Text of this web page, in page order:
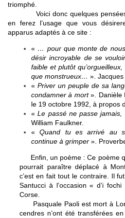
triomphé.
Voici donc quelques pensées,
en ferez l’usage que vous
apparus adaptés à ce site :
« … pour que monte de
désir incroyable de se
faible et plutôt
que monstrueux… ». Jacques
« Priver un peuple de sa
condamner à mort». Danièle
le 19 octobre 1992, à propos
«Le passé ne passe jamais,
William Faulkner.
«Quand tu es arrivé au
continue à grimper ».
Enfin, un poème : Ce poème
pourrait paraître déplacé à
c’est en fait tout le contraire. Il
Santucci à l’occasion « d’i
Corse.
Pasquale Paoli est mort à
cendres n’ont été transférées